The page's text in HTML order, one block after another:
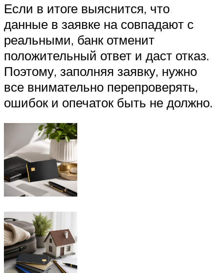
Если в итоге выяснится, что
данные в заявке на совпадают с
реальными, банк отменит
положительный ответ и даст отказ.
Поэтому, заполняя заявку, нужно
все внимательно перепроверять,
ошибок и опечаток быть не должно.